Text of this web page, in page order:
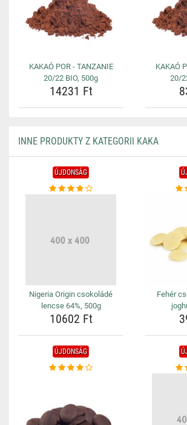
KAKAÓ POR - TANZANIE
20/22 BIO, 500g
14231 Ft
KAKAÓ
20/
INNE PRODUKTY Z KATEGORII KAKA
ÚJDONSÁG
Nigeria Origin csokoládé
lencse 64%, 500g
10602 Ft
Fehér
ÚJDONSÁG